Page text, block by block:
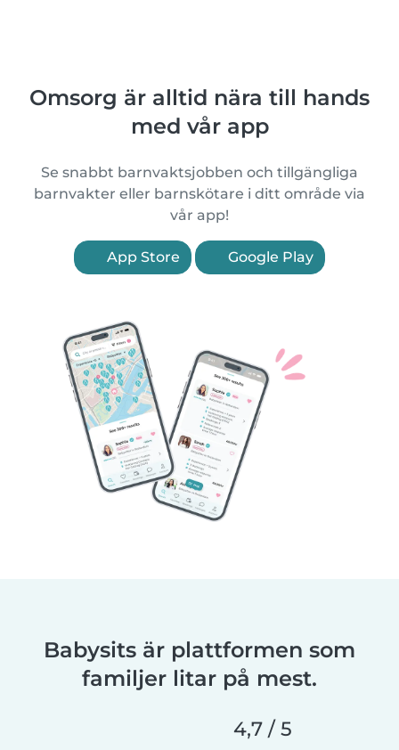
Omsorg är alltid nära till hands
med vår app
Se snabbt barnvaktsjobben och tillgängliga
barnvakter eller barnskötare i ditt område via
vår app!
App Store Google Play
Babysits är plattformen som
familjer litar på mest.
4,7 / 5